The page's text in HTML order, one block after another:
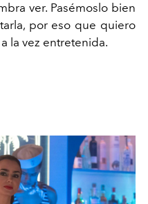
ver. Pasémoslo bien
por eso que quiero
la vez entretenida.